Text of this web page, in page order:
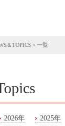
＆TOPICS > 一覧
2026年 2025年